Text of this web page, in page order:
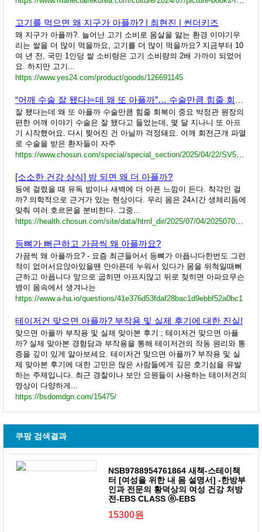
고기를 먹으면 왜 지구가 아플까? | 최현진 | 썬더키즈
왜 지구가 아플까?. 늘어난 고기 소비로 몸살을 앓는 환경 이야기우
리는 쌀을 더 많이 먹을까요, 고기를 더 많이 먹을까요? 지금부터 10
여 년 전, 국민 1인당 쌀 소비량은 고기 소비량의 2배 가까이 되었어
요. 하지만 고기...
https://www.yes24.com/product/goods/126691145
잘 됐다는데 왜 또 아플까 수술만큼 힘줄 회복이 중요 박정관 원장의
편한 어깨 이야기 수술은 잘 됐다고 들었는데, 몇 달 지나니 또 아프
기 시작했어요. 다시 찢어진 건 아닐까 걱정돼요. 어깨 회전근개 파열
로 수술을 받은 환자들이 자주
[소소한 건강 상식] 밤 되면 왜 더 아플까?
등에 걸렸을 때 유독 밤이나 새벽에 더 아픈 느낌이 든다. 착각인 걸
까? 의학적으로 근거가 있는 현상이다. 우리 몸은 24시간 생체리듬에
맞춰 여러 호르몬을 분비한다. 그중...
등뼈가 뻐근하고 가끔씩 왜 아플까요?
가끔씩 왜 아플까요? - 요즘 최근들어서 등뼈가 아픕니다한번도 그런
적이 없어서요앉아있을땐 안아픈데 누워서 있다가 몸을 뒤척일때뻐
근하고 아픕니다 앞으로 굽히면 아프지않고 뒤로 젖히면 아파요무슨
병이 몸속에서 생겨나는
https://www.a-ha.io/questions/41e376d53fdaf28bac1d9ebbf52a0bc1
테이저건 맞으면 아플까? 부작용 및 실제 후기에 대한 진실!
맞으면 아플까 부작용 및 실제 맞아본 후기 ; 테이저건 맞으면 아플
까? 실제 맞아본 경험담과 부작용을 통해 테이저건의 작동 원리와 통
증을 깊이 있게 알아보세요. 테이저건 맞으면 아플까? 부작용 및 실
제 맞아본 후기에 대한 고민은 많은 사람들에게 깊은 호기심을 유발
하는 주제입니다. 최근 경찰이나 보안 요원들이 사용하는 테이저건의
영상이 다양하게...
https://bsdomdgn.com/15475/
쿠팡 검색결과
NSB9788954761864 새책-스테이책
터 [여성을 위한 내 몸 설명서] -한방부
인과 전문의 황덕상의 여성 건강 처방
전-EBS CLASS ⓔ-EBS
15300원